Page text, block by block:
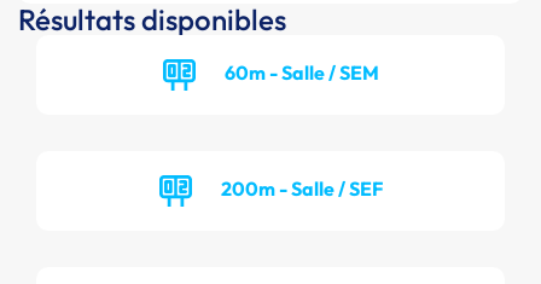
Résultats disponibles
60m - Salle / SEM
200m - Salle / SEF